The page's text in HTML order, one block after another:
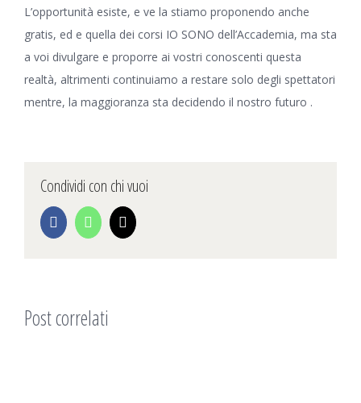
L’opportunità esiste, e ve la stiamo proponendo anche
gratis, ed e quella dei corsi IO SONO dell’Accademia, ma sta
a voi divulgare e proporre ai vostri conoscenti questa
realtà, altrimenti continuiamo a restare solo degli spettatori
mentre, la maggioranza sta decidendo il nostro futuro .
Condividi con chi vuoi
FacebookWhatsApp
Email
Post correlati